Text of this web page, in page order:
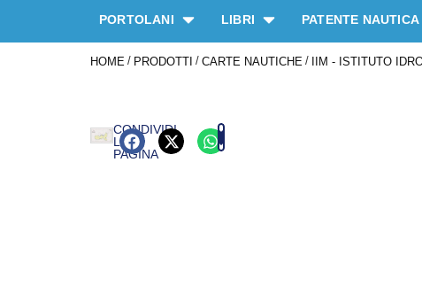
PORTOLANI LIBRI PATENTE NAUTICA
HOME / PRODOTTI / CARTE NAUTICHE / IIM - ISTITUTO
CONDIVIDI
LA
PAGINA